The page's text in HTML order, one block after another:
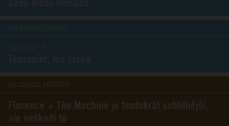
RECENZE MĚSÍCE
Florence + The Machine je tentokrát subtilnější,
ale neškodí to